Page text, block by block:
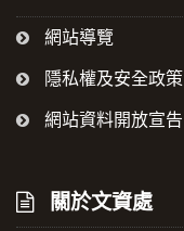
網站導覽
隱私權及安全政策
網站資料開放宣告
關於文資處